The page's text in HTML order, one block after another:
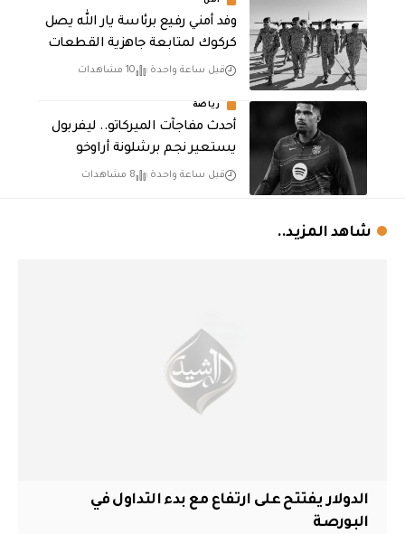
وفد أمني رفيع برئاسة يار الله يصل
كركوك لمتابعة جاهزية القطعات
قبل ساعة واحدة 10 مشاهدات
رياضة
أحدث مفاجآت الميركاتو.. ليفربول
يستعير نجم برشلونة أراوخو
قبل ساعة واحدة 8 مشاهدات
شاهد المزيد..
الدولار يفتتح على ارتفاع مع بدء التداول في
البورصة